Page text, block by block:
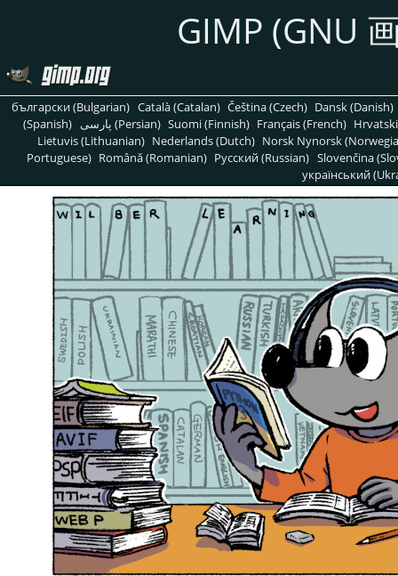
GIMP (GNU
български (Bulgarian) Català (Catalan) Čeština (Czech) Dansk (Danish)
(Spanish)
پارسی (Persian) Suomi (Finnish) Français (French)
Lietuvis (Lithuanian) Nederlands (Dutch) Norsk Nynorsk
Portuguese) Română (Romanian) Pусский (Russian) Slovenčina
український